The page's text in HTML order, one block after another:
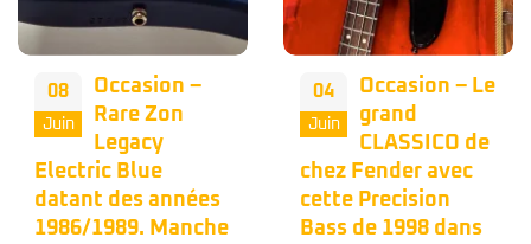
08
Juin
Occasion –
Rare Zon
Legacy
Electric Blue
datant des années
1986/1989. Manche
04
Juin
Occasion – Le
grand
CLASSICO de
chez Fender avec
cette Precision
Bass de 1998 dans